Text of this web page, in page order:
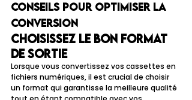
Conseils pour optimiser la
conversion
Choisissez le bon format
de sortie
Lorsque vous convertissez vos cassettes en
fichiers numériques, il est crucial de choisir
un format qui garantisse la meilleure qualité